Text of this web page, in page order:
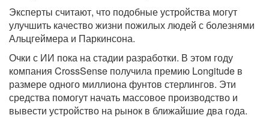
Эксперты считают, что подобные устройства могут
улучшить качество жизни пожилых людей с болезнями
Альцгеймера и Паркинсона.
Очки с ИИ пока на стадии разработки. В этом году
компания CrossSense получила премию Longitude в
размере одного миллиона фунтов стерлингов. Эти
средства помогут начать массовое производство и
вывести устройство на рынок в ближайшие два года.